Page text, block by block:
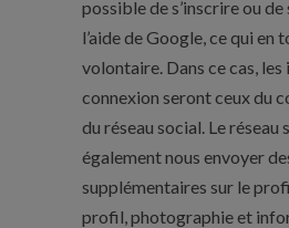
possible de s’inscrire ou
l’aide de Google, ce qui en
volontaire. Dans ce cas,
connexion seront ceux du
du réseau social. Le réseau
également nous envoyer
supplémentaires sur le
profil, photographie et